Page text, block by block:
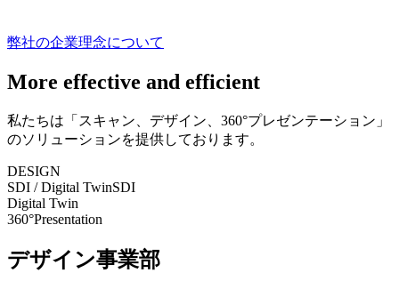
弊社の企業理念について
More effective and efficient
私たちは「スキャン、デザイン、360°プレゼンテーション」
のソリューションを提供しております。
DESIGN
SDI / Digital TwinSDI
Digital Twin
360°Presentation
デザイン事業部